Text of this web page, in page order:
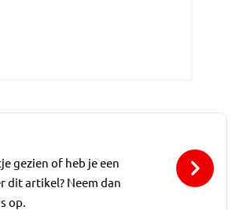
gezien of heb je een
dit artikel? Neem dan
op.